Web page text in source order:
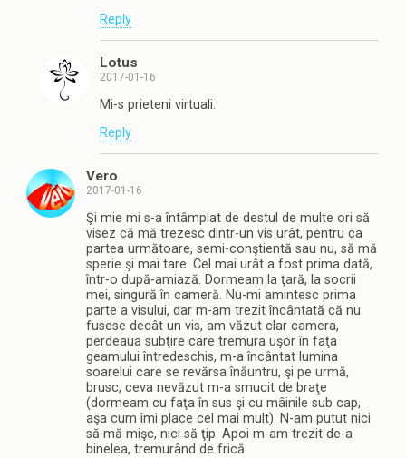
Reply
Lotus
2017-01-16
Mi-s prieteni virtuali.
Reply
Vero
2017-01-16
Şi mie mi s-a întâmplat de destul de multe ori să
visez că mă trezesc dintr-un vis urât, pentru ca
partea următoare, semi-conştientă sau nu, să mă
sperie şi mai tare. Cel mai urât a fost prima dată,
într-o după-amiază. Dormeam la ţară, la socrii
mei, singură în cameră. Nu-mi amintesc prima
parte a visului, dar m-am trezit încântată că nu
fusese decât un vis, am văzut clar camera,
perdeaua subţire care tremura uşor în faţa
geamului întredeschis, m-a încântat lumina
soarelui care se revărsa înăuntru, şi pe urmă,
brusc, ceva nevăzut m-a smucit de braţe
(dormeam cu faţa în sus şi cu mâinile sub cap,
aşa cum îmi place cel mai mult). N-am putut nici
să mă mişc, nici să ţip. Apoi m-am trezit de-a
binelea, tremurând de frică.